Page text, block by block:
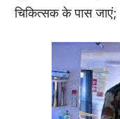
चिकित्सक के पास जाएं;